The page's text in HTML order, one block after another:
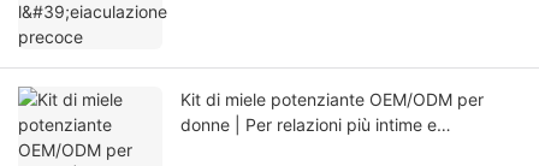
Kit di miele potenziante OEM/ODM per
donne | Per relazioni più intime e